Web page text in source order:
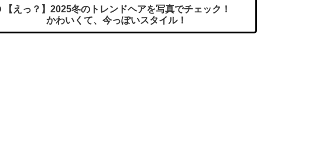
【えっ？】2025冬のトレンドヘアを写真でチェック！
かわいくて、今っぽいスタイル！